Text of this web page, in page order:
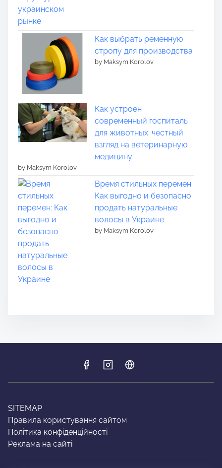
Как выбрать ременную
стропу для производства
by Maksym Korolov
Как устроен
современный госпиталь
для животных: честный
взгляд на ветеринарную
медицину
by Maksym Korolov
Время стильных перемен:
Как выгодно и безопасно
продать натуральные
волосы в Украине
by Maksym Korolov
SITEMAP
Правила користування сайтом
Політика конфіденційності
Реклама на сайті